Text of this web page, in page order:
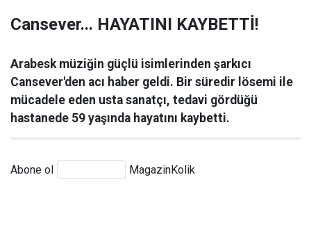
Cansever... HAYATINI KAYBETTİ!
Arabesk müziğin güçlü isimlerinden şarkıcı
Cansever'den acı haber geldi. Bir süredir lösemi ile
mücadele eden usta sanatçı, tedavi gördüğü
hastanede 59 yaşında hayatını kaybetti.
Abone ol MagazinKolik